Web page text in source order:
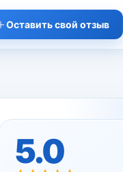
Оставить свой отзыв
5.0